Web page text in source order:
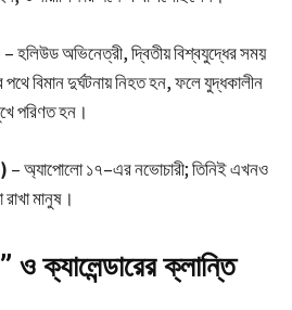
– হলিউড অভিনেত্রী, দ্বিতীয় বিশ্বযুদ্ধের সময়
বিমান দুর্ঘটনায় নিহত হন, ফলে যুদ্ধকালীন
পরিণত হন।
– অ্যাপোলো ১৭–এর নভোচারী; তিনিই এখনও
রাখা মানুষ।
ক্লান্তি